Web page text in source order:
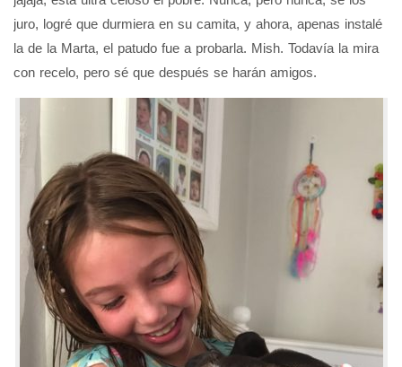
juro, logré que durmiera en su camita, y ahora, apenas instalé
la de la Marta, el patudo fue a probarla. Mish. Todavía la mira
con recelo, pero sé que después se harán amigos.